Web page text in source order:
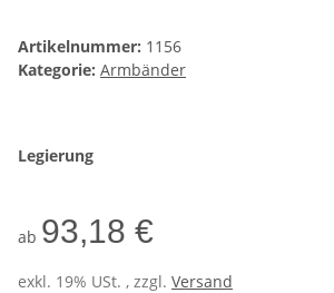
Artikelnummer: 1156
Kategorie: Armbänder
Legierung
ab 93,18 €
exkl. 19% USt. , zzgl. Versand